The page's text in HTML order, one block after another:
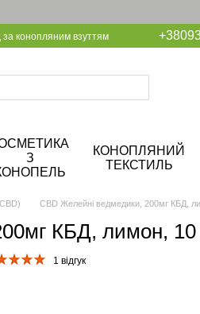
за конопляним взуттям
З
КОНОПЛЯНИЙ
ТЕКСТИЛЬ
CBD Желейні ведмедики, 200мг КБД,
КБД, лимон,
1 відгук